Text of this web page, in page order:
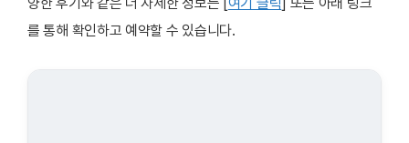
를 통해 확인하고 예약할 수 있습니다.